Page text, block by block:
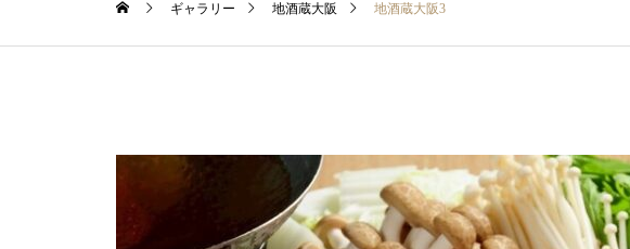
ギャラリー 地酒蔵大阪 地酒蔵大阪3